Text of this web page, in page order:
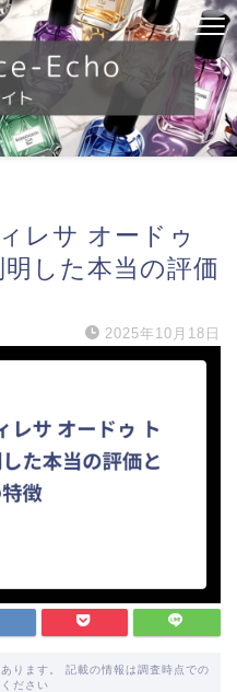
レサ オードゥ
した本当の評価
2025年10月18日
ります。 記載の情報は調査時点での
ださい